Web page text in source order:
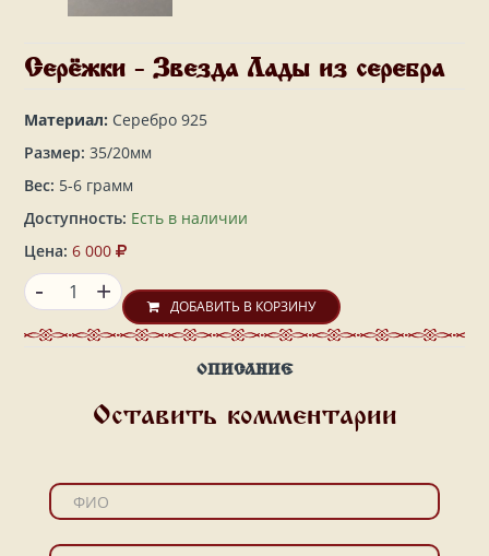
Серёжки - Звезда Лады из серебра
Материал: Серебро 925
Размер: 35/20мм
Вес: 5-6 грамм
Доступность: Есть в наличии
Цена: 6 000
+
- ДОБАВИТЬ В КОРЗИНУ
ОПИСАНИЕ
Оставить комментарии